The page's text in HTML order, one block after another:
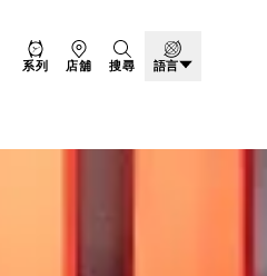
系列 店舖 搜尋 語言